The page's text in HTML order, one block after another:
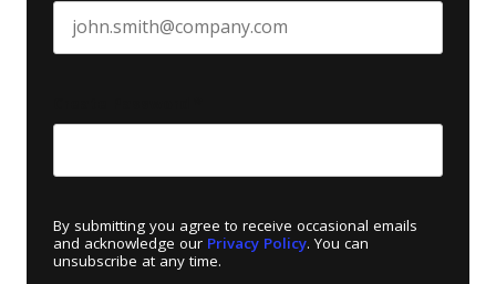
By submitting you agree to receive occasional emails
and acknowledge our Privacy Policy. You can
unsubscribe at any time.